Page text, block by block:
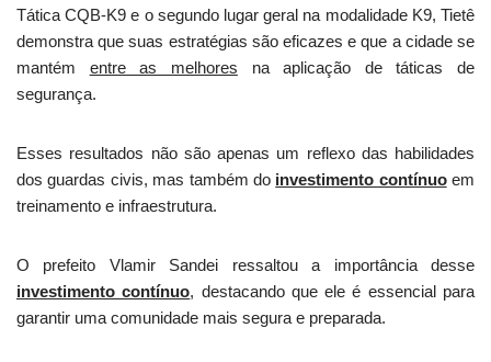
Tática CQB-K9 e o segundo lugar geral na modalidade K9, Tietê
demonstra que suas estratégias são eficazes e que a cidade se
mantém entre as melhores na aplicação de táticas de
segurança.
Esses resultados não são apenas um reflexo das habilidades
dos guardas civis, mas também do investimento contínuoem
treinamento e infraestrutura.
O prefeito Vlamir Sandei ressaltou a importância desse
investimento contínuo, destacando que ele é essencial para
garantir uma comunidade mais segura e preparada.